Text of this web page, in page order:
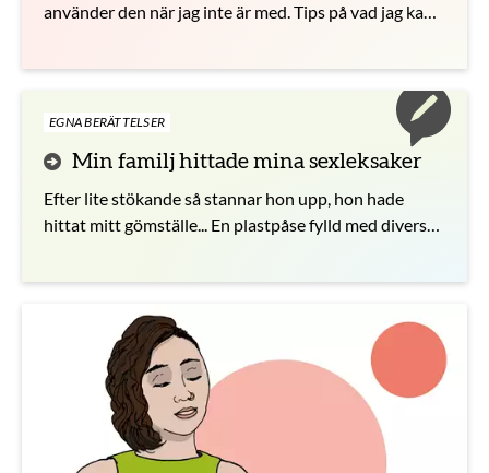
använder den när jag inte är med. Tips på vad jag kan
EGNA BERÄTTELSER
Min familj hittade mina sexleksaker
Efter lite stökande så stannar hon upp, hon hade
hittat mitt gömställe... En plastpåse fylld med diverse